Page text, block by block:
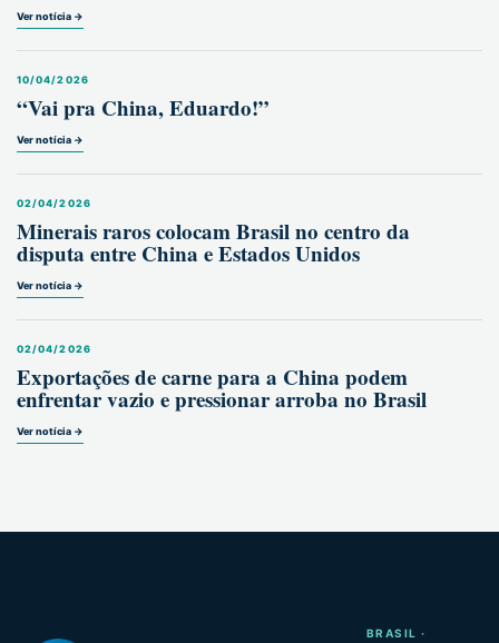
Ver notícia →
10/04/2026
“Vai pra China, Eduardo!”
Ver notícia →
02/04/2026
Minerais raros colocam Brasil no centro da
disputa entre China e Estados Unidos
Ver notícia →
02/04/2026
Exportações de carne para a China podem
enfrentar vazio e pressionar arroba no Brasil
Ver notícia →
BRASIL ·